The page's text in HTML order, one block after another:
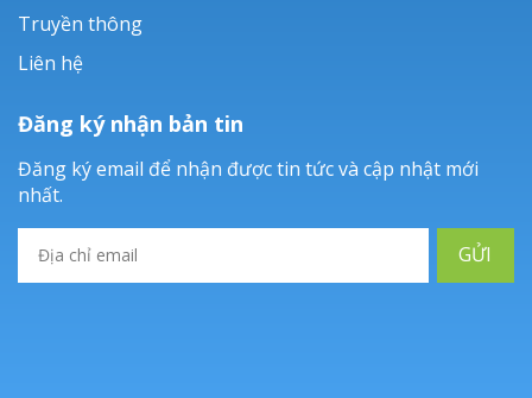
Truyền thông
Liên hệ
Đăng ký nhận bản tin
Đăng ký email để nhận được tin tức và cập nhật mới
nhất.
GỬI